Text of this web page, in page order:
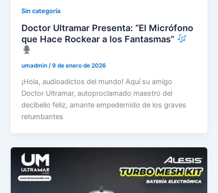
Sin categoría
Doctor Ultramar Presenta: “El Micrófono
que Hace Rockear a los Fantasmas”
umadmin/9 de enero de 2026
¡Hola, audioadictos del mundo! Aquí su amigo
Doctor Ultramar, autoproclamado maestro del
decibelio feliz, amante empedernido de los graves
retumbantes